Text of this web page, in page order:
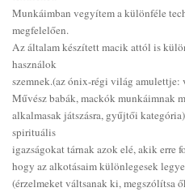
Munkáimban vegyítem a különféle
megfelelően.
Az általam készített macik attól is
használok
szemnek.(az ónix-régi világ
Művész babák, mackók munkáimnak
alkalmasak játszásra, gyűjtői
spirituális
igazságokat tárnak azok elé, akik erre
hogy az alkotásaim különlegesek
(érzelmeket váltsanak ki, megszólítsa